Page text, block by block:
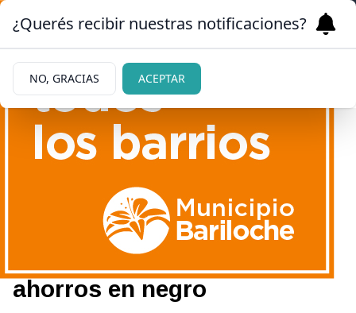
Adorni confirmó que
presentó su declaración
jurada y admitió tener
ahorros en negro
¿Querés recibir nuestras notificaciones?
NO, GRACIAS ACEPTAR